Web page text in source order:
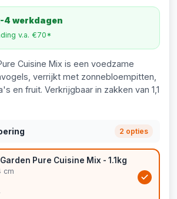
4 werkdagen
v.a. €70*
Cuisine Mix is een voedzame
verrijkt met zonnebloempitten,
en fruit. Verkrijgbaar in zakken van 1,1
2 opties
Pure Cuisine Mix - 1.1kg
cm